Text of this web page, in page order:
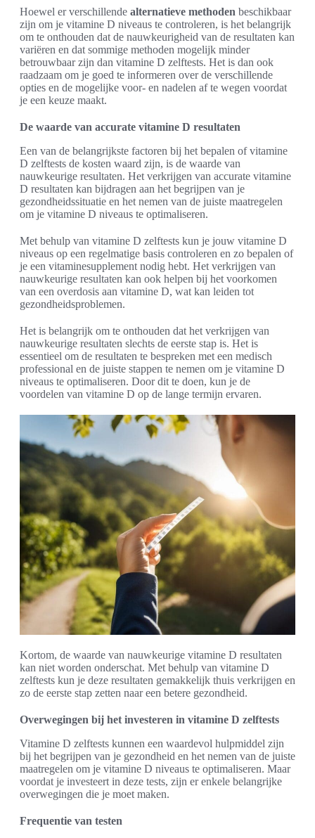
Hoewel er verschillende alternatieve methoden beschikbaar
zijn om je vitamine D niveaus te controleren, is het belangrijk
om te onthouden dat de nauwkeurigheid van de resultaten kan
variëren en dat sommige methoden mogelijk minder
betrouwbaar zijn dan vitamine D zelftests. Het is dan ook
raadzaam om je goed te informeren over de verschillende
opties en de mogelijke voor- en nadelen af te wegen voordat
je een keuze maakt.
De waarde van accurate vitamine D resultaten
Een van de belangrijkste factoren bij het bepalen of vitamine
D zelftests de kosten waard zijn, is de waarde van
nauwkeurige resultaten. Het verkrijgen van accurate vitamine
D resultaten kan bijdragen aan het begrijpen van je
gezondheidssituatie en het nemen van de juiste maatregelen
om je vitamine D niveaus te optimaliseren.
Met behulp van vitamine D zelftests kun je jouw vitamine D
niveaus op een regelmatige basis controleren en zo bepalen of
je een vitaminesupplement nodig hebt. Het verkrijgen van
nauwkeurige resultaten kan ook helpen bij het voorkomen
van een overdosis aan vitamine D, wat kan leiden tot
gezondheidsproblemen.
Het is belangrijk om te onthouden dat het verkrijgen van
nauwkeurige resultaten slechts de eerste stap is. Het is
essentieel om de resultaten te bespreken met een medisch
professional en de juiste stappen te nemen om je vitamine D
niveaus te optimaliseren. Door dit te doen, kun je de
voordelen van vitamine D op de lange termijn ervaren.
Kortom, de waarde van nauwkeurige vitamine D resultaten
kan niet worden onderschat. Met behulp van vitamine D
zelftests kun je deze resultaten gemakkelijk thuis verkrijgen en
zo de eerste stap zetten naar een betere gezondheid.
Overwegingen bij het investeren in vitamine D zelftests
Vitamine D zelftests kunnen een waardevol hulpmiddel zijn
bij het begrijpen van je gezondheid en het nemen van de juiste
maatregelen om je vitamine D niveaus te optimaliseren. Maar
voordat je investeert in deze tests, zijn er enkele belangrijke
overwegingen die je moet maken.
Frequentie van testen